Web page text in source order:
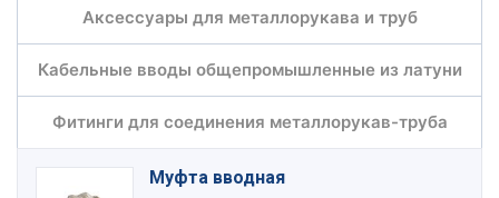
Аксессуары для металлорукава и труб
Кабельные вводы общепромышленные из латуни
Фитинги для соединения металлорукав-труба
Муфта вводная